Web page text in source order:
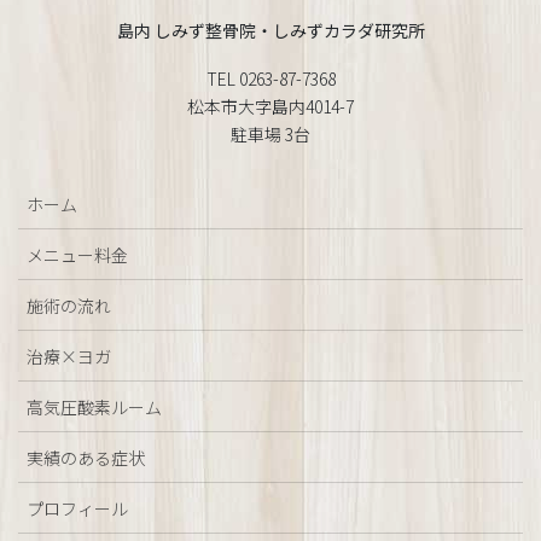
島内 しみず整骨院・しみずカラダ研究所
TEL 0263-87-7368
松本市大字島内4014-7
駐車場 3台
ホーム
メニュー料金
施術の流れ
治療×ヨガ
高気圧酸素ルーム
実績のある症状
プロフィール